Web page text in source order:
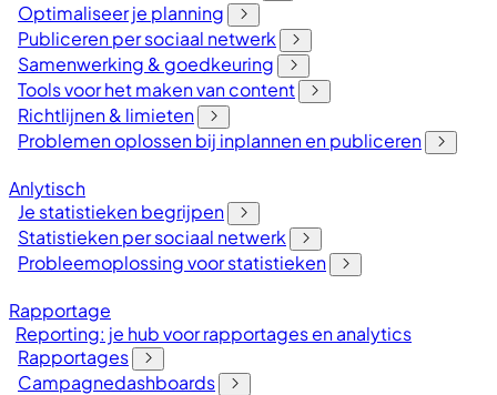
Optimaliseer je planning
Publiceren per sociaal netwerk
Samenwerking & goedkeuring
Tools voor het maken van content
Richtlijnen & limieten
Problemen oplossen bij inplannen en publiceren
Anlytisch
Je statistieken begrijpen
Statistieken per sociaal netwerk
Probleemoplossing voor statistieken
Rapportage
Reporting: je hub voor rapportages en analytics
Rapportages
Campagnedashboards